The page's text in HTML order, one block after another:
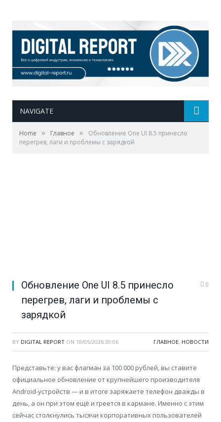
NAVIGATE
Home » Главное »
Обновление One UI 8.5 принесло
перегрев, лаги и проблемы с зарядкой
Обновление One UI 8.5 принесло
перегрев, лаги и проблемы с
зарядкой
0
BY DIGITAL REPORT ON 18/05/2026 20:06 ГЛАВНОЕ, НОВОСТИ
Представьте: у вас флагман за 100 000 рублей, вы ставите
официальное обновление от крупнейшего производителя
Android-устройств — и в итоге заряжаете телефон дважды в
день, а он при этом ещё и греется в кармане. Именно с этим
сейчас столкнулись тысячи корпоративных пользователей